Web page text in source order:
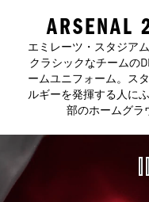
エミレーツ・スタジア
クラシックなチームの
ームユニフォーム。ス
ルギーを発揮する人に
部のホームグラ